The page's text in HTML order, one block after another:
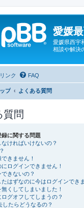
愛媛
愛媛県西宇
相談や解決
ンク FAQ
プ よくある質問
質問
録に関する問題
ければいけないの？
きません！
ログインできません！
きないの？
はずなのに今はログインでき
くしてしまいました！
グオフしてしまうの？
したらどうなるの？